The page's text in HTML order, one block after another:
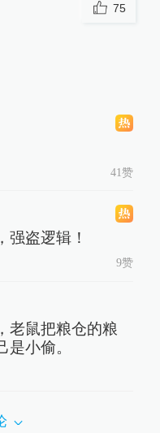
75
41赞
强盗逻辑！
9赞
老鼠把粮仓的粮
小偷。